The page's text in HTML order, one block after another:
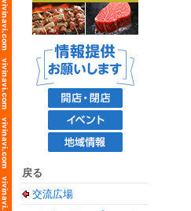
戻る
交流広場